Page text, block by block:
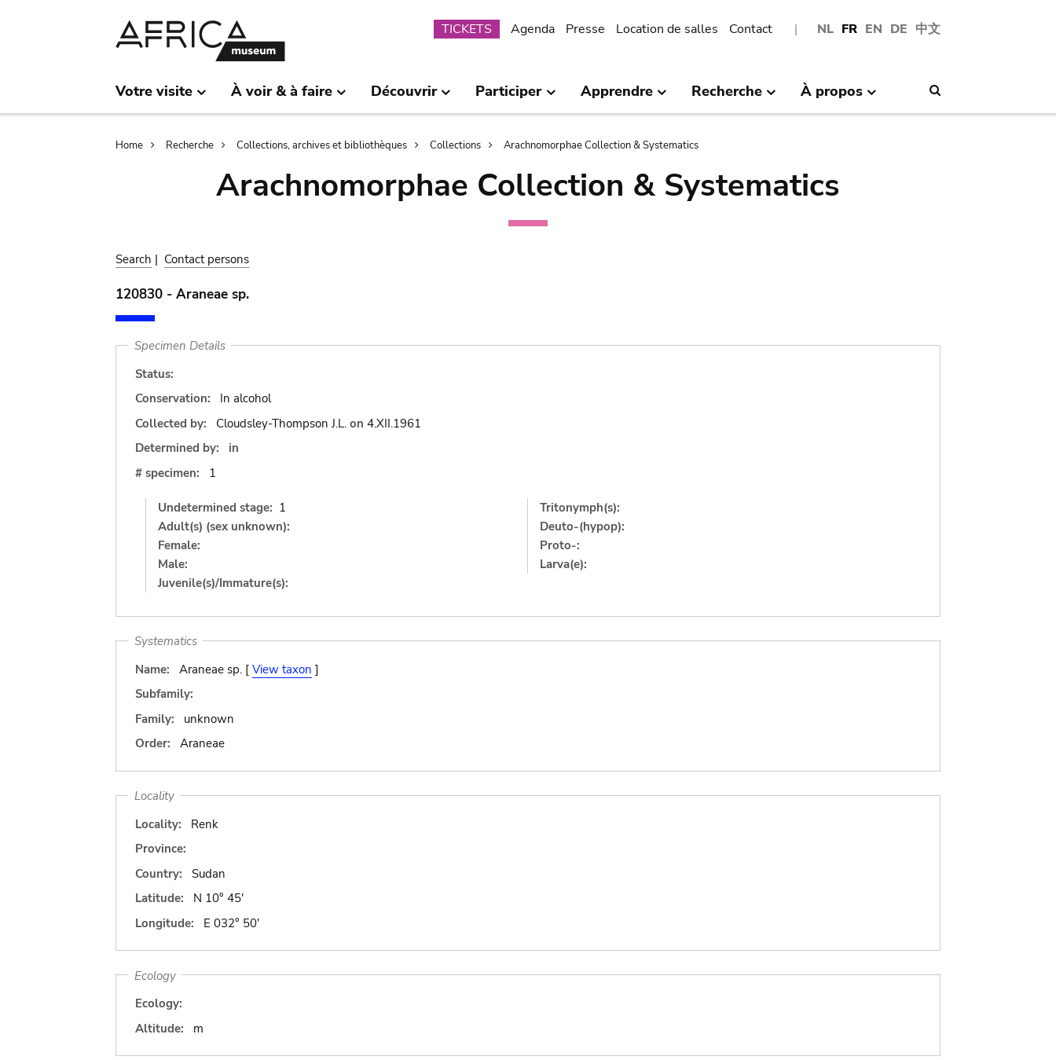
NL FR EN DE 中文
Submenu
TICKETS Agenda Presse Location de salles Contact
Votre visite À voir & à faire Découvrir Participer Apprendre Recherche À propos
Breadcrumb
Home Recherche Collections, archives et bibliothèques Collections Arachnomorphae Collection & Systematics
Arachnomorphae Collection & Systematics
Search | Contact persons
120830 - Araneae sp.
Specimen Details
Status:
Conservation:
In alcohol
Collected by:
Cloudsley-Thompson J.L. on 4.XII.1961
Determined by:
in
# specimen:
1
Undetermined stage: 1
Adult(s) (sex unknown):
Female:
Male:
Juvenile(s)/Immature(s):
Tritonymph(s):
Deuto-(hypop):
Proto-:
Larva(e):
Systematics
Name:
Araneae sp. [ View taxon ]
Subfamily:
Family:
unknown
Order:
Araneae
Locality
Locality:
Renk
Province:
Country:
Sudan
Latitude:
N 10° 45'
Longitude:
E 032° 50'
Ecology
Ecology:
Altitude:
m